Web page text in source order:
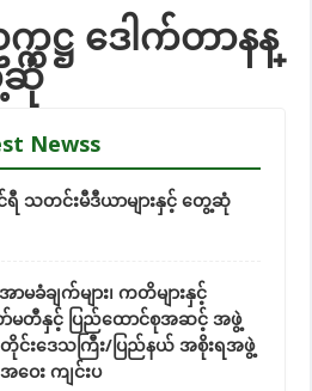
ဌ ဒေါက်တာနန္
ဆုံ
Newss
ရီ သတင်းမီဒီယာများနှင့် တွေ့ဆုံ
ချက်များ၊ ကတိများနှင့်
ော်မတီနှင့် ပြည်ထောင်စုအဆင့် အဖွဲ့
၊ တိုင်းဒေသကြီး/ပြည်နယ် အစိုးရအဖွဲ့
ေး ကျင်းပ